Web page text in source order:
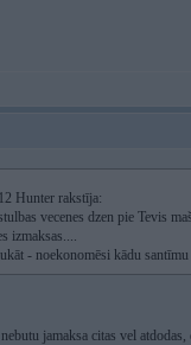
Hunter rakstīja:
vecenes dzen pie Tevis
izmaksas....
- noekonomēsi kādu
jamaksa citas vel